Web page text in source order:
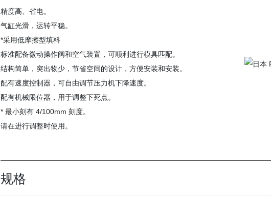
精度高、省电。
气缸光滑，运转平稳。
*采用低摩擦型填料
标准配备微动操作阀和空气装置，可顺利进行模具匹配。
结构简单，突出物少，节省空间的设计，方便安装和安装。
配有速度控制器，可自由调节压力机下降速度。
配有机械限位器，用于调整下死点。
* 最小刻有 4/100mm 刻度。
请在进行调整时使用。
规格